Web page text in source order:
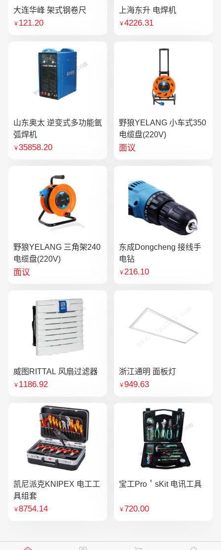
大连华峰 架式钢卷尺
￥ 121.20
上海东升 电焊机
￥4226.31
山东奥太 逆变式多功能氩
弧焊机
￥35858.20
野狼YELANG 小车式350
电缆盘(220V)
面议
野狼YELANG 三角架240
电缆盘(220V)
面议
东成Dongcheng 接线手
电钻
￥216.10
威图RITTAL 风扇过滤器
￥ 1186.92
浙江通明 面板灯
￥949.63
凯尼派克KNIPEX 电工工
具组套
￥8754.14
宝工Pro＇sKit 电讯工具
￥720.00